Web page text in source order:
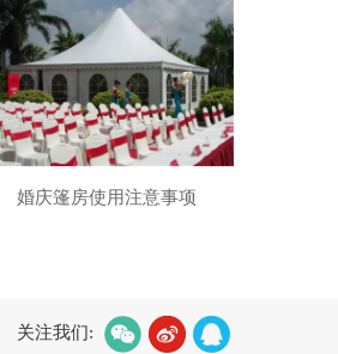
婚庆篷房使用注意事项
关注我们: